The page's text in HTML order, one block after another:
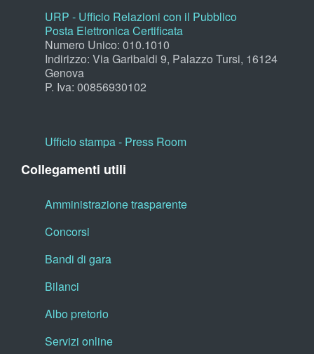
URP - Ufficio Relazioni con il Pubblico
Posta Elettronica Certificata
Numero Unico: 010.1010
Indirizzo: Via Garibaldi 9, Palazzo Tursi, 16124
Genova
P. Iva: 00856930102
Ufficio stampa - Press Room
Collegamenti utili
Amministrazione trasparente
Concorsi
Bandi di gara
Bilanci
Albo pretorio
Servizi online